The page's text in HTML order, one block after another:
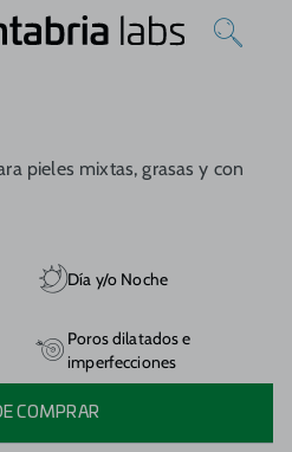
pieles mixtas, grasas y con
Día y/o Noche
Poros dilatados e
imperfecciones
COMPRAR